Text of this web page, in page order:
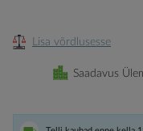
Lisa võrdlusesse
Saadavus